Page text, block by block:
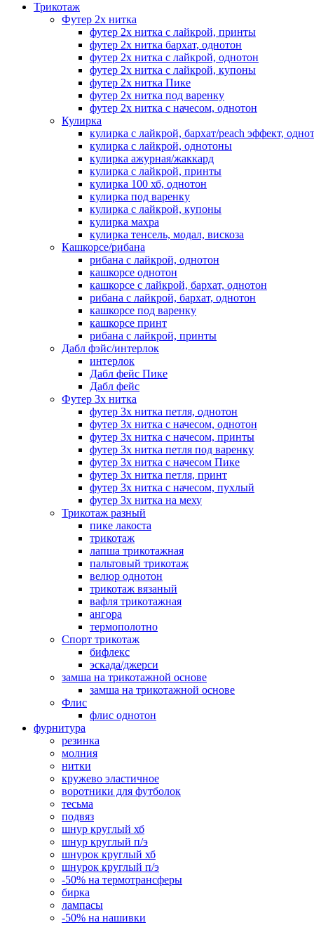
Трикотаж
Футер 2х нитка
футер 2х нитка с лайкрой, принты
футер 2х нитка бархат, однотон
футер 2х нитка с лайкрой, однотон
футер 2х нитка с лайкрой, купоны
футер 2х нитка Пике
футер 2х нитка под варенку
футер 2х нитка с начесом, однотон
Кулирка
кулирка с лайкрой, бархат/peach эффект,
кулирка с лайкрой, однотоны
кулирка ажурная/жаккард
кулирка с лайкрой, принты
кулирка 100 хб, однотон
кулирка под варенку
кулирка с лайкрой, купоны
кулирка махра
кулирка тенсель, модал, вискоза
Кашкорсе/рибана
рибана с лайкрой, однотон
кашкорсе однотон
кашкорсе с лайкрой, бархат, однотон
рибана с лайкрой, бархат, однотон
кашкорсе под варенку
кашкорсе принт
рибана с лайкрой, принты
Дабл фэйс/интерлок
интерлок
Дабл фейс Пике
Дабл фейс
Футер 3х нитка
футер 3х нитка петля, однотон
футер 3х нитка с начесом, однотон
футер 3х нитка с начесом, принты
футер 3х нитка петля под варенку
футер 3х нитка с начесом Пике
футер 3х нитка петля, принт
футер 3х нитка с начесом, пухлый
футер 3х нитка на меху
Трикотаж разный
пике лакоста
трикотаж
лапша трикотажная
пальтовый трикотаж
велюр однотон
трикотаж вязаный
вафля трикотажная
ангора
термополотно
Спорт трикотаж
бифлекс
эскада/джерси
замша на трикотажной основе
замша на трикотажной основе
Флис
флис однотон
фурнитура
резинка
молния
нитки
кружево эластичное
воротники для футболок
тесьма
подвяз
шнур круглый хб
шнур круглый п/э
шнурок круглый хб
шнурок круглый п/э
-50% на термотрансферы
бирка
лампасы
-50% на нашивки